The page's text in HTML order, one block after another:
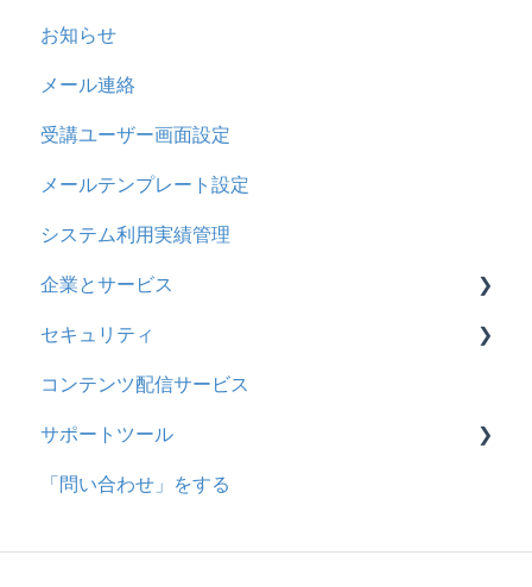
メッセージ
お知らせ
多言語変換
助成金
ドリルスキンについて
問題属性
基本操作
採点権限のみを持ったユーザ
採点・承認権限を持ったユーザ
基本操作
リンクメッセージスレッド
お知らせ
メール連絡
受講ユーザー画面設定
メールテンプレート設定
システム利用実績管理
企業とサービス
用語の定義
企業について
統合ユーザーについて
サービスについて
セキュリティ
シングルサインオン設定
証明書認証
MFA(多要素認証)
コンテンツ配信サービス
サポートツール
基本操作
「問い合わせ」をする